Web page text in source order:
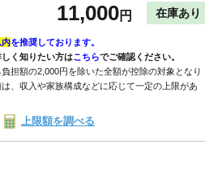
11,000円 在庫あり
内を推奨しております。
く知りたい方はこちらでご確認ください。
担額の2,000円を除いた全額が控除の対象となり
、収入や家族構成などに応じて一定の上限があ
上限額を調べる